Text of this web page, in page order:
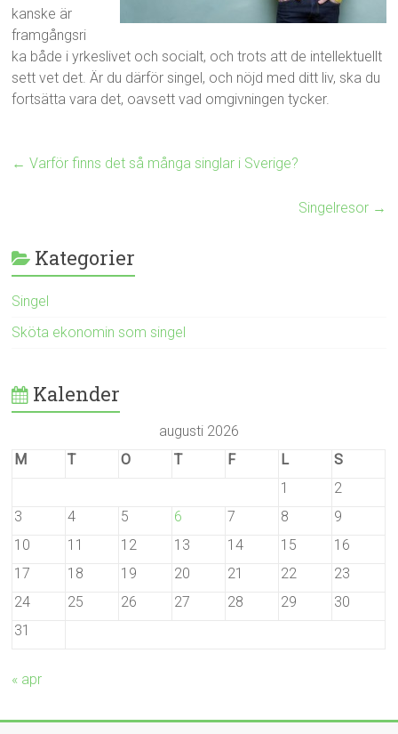
kanske är
framgångsri
ka både i yrkeslivet och socialt, och trots att de intellektuellt
sett vet det. Är du därför singel, och nöjd med ditt liv, ska du
fortsätta vara det, oavsett vad omgivningen tycker.
← Varför finns det så många singlar i Sverige?
Singelresor →
Kategorier
Singel
Sköta ekonomin som singel
Kalender
augusti 2026
M
T O T F L
S
1
2
3
4 5 6 7 8
9
10
11 12 13 14 15
16
17
18 19 20 21 22
23
24
25 26 27 28 29
30
31
« apr